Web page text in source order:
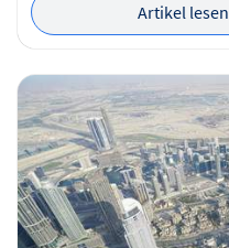
Artikel lesen